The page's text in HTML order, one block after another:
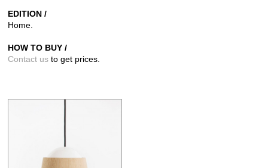
EDITION /
Home.
HOW TO BUY /
Contact us to get prices.